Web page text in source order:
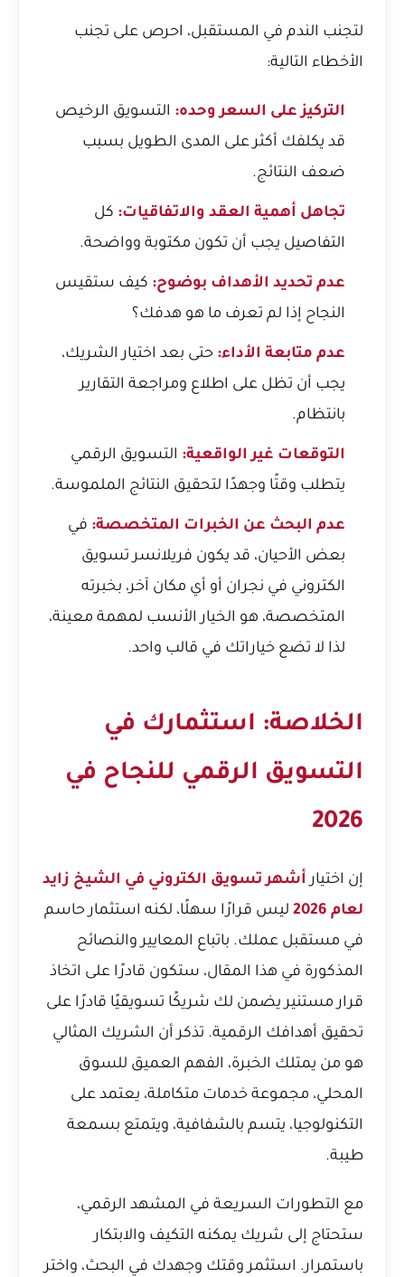
لتجنب الندم في المستقبل، احرص على تجنب
الأخطاء التالية:
التركيز على السعر وحده: التسويق الرخيص
قد يكلفك أكثر على المدى الطويل بسبب
ضعف النتائج.
تجاهل أهمية العقد والاتفاقيات: كل
التفاصيل يجب أن تكون مكتوبة وواضحة.
عدم تحديد الأهداف بوضوح: كيف ستقيس
النجاح إذا لم تعرف ما هو هدفك؟
عدم متابعة الأداء: حتى بعد اختيار الشريك،
يجب أن تظل على اطلاع ومراجعة التقارير
بانتظام.
التوقعات غير الواقعية: التسويق الرقمي
يتطلب وقتًا وجهدًا لتحقيق النتائج الملموسة.
عدم البحث عن الخبرات المتخصصة: في
بعض الأحيان، قد يكون فريلانسر تسويق
الكتروني في نجران أو أي مكان آخر، بخبرته
المتخصصة، هو الخيار الأنسب لمهمة معينة،
لذا لا تضع خياراتك في قالب واحد.
الخلاصة: استثمارك في
التسويق الرقمي للنجاح في
2026
إن اختيار أشهر تسويق الكتروني في الشيخ زايد
لعام 2026
ليس قرارًا سهلًا، لكنه استثمار حاسم
في مستقبل عملك. باتباع المعايير والنصائح
المذكورة في هذا المقال، ستكون قادرًا على اتخاذ
قرار مستنير يضمن لك شريكًا تسويقيًا قادرًا على
تحقيق أهدافك الرقمية. تذكر أن الشريك المثالي
هو من يمتلك الخبرة، الفهم العميق للسوق
المحلي، مجموعة خدمات متكاملة، يعتمد على
التكنولوجيا، يتسم بالشفافية، ويتمتع بسمعة
طيبة.
مع التطورات السريعة في المشهد الرقمي،
ستحتاج إلى شريك يمكنه التكيف والابتكار
باستمرار. استثمر وقتك وجهدك في البحث، واختر